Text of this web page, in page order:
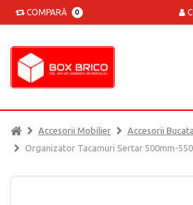
COMPARĂ 0
Accesorii Mobilier Accesorii
Organizator Tacamuri Sertar 500mm-